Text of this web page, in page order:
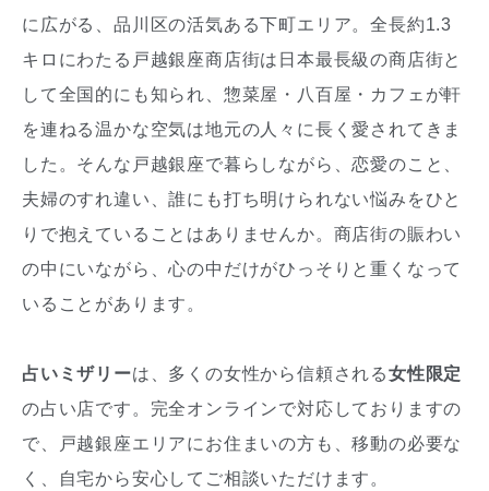
に広がる、品川区の活気ある下町エリア。全長約1.3
キロにわたる戸越銀座商店街は日本最長級の商店街と
して全国的にも知られ、惣菜屋・八百屋・カフェが軒
を連ねる温かな空気は地元の人々に長く愛されてきま
した。そんな戸越銀座で暮らしながら、恋愛のこと、
夫婦のすれ違い、誰にも打ち明けられない悩みをひと
りで抱えていることはありませんか。商店街の賑わい
の中にいながら、心の中だけがひっそりと重くなって
いることがあります。
占いミザリーは、多くの女性から信頼される女性限定
の占い店です。完全オンラインで対応しておりますの
で、戸越銀座エリアにお住まいの方も、移動の必要な
く、自宅から安心してご相談いただけます。